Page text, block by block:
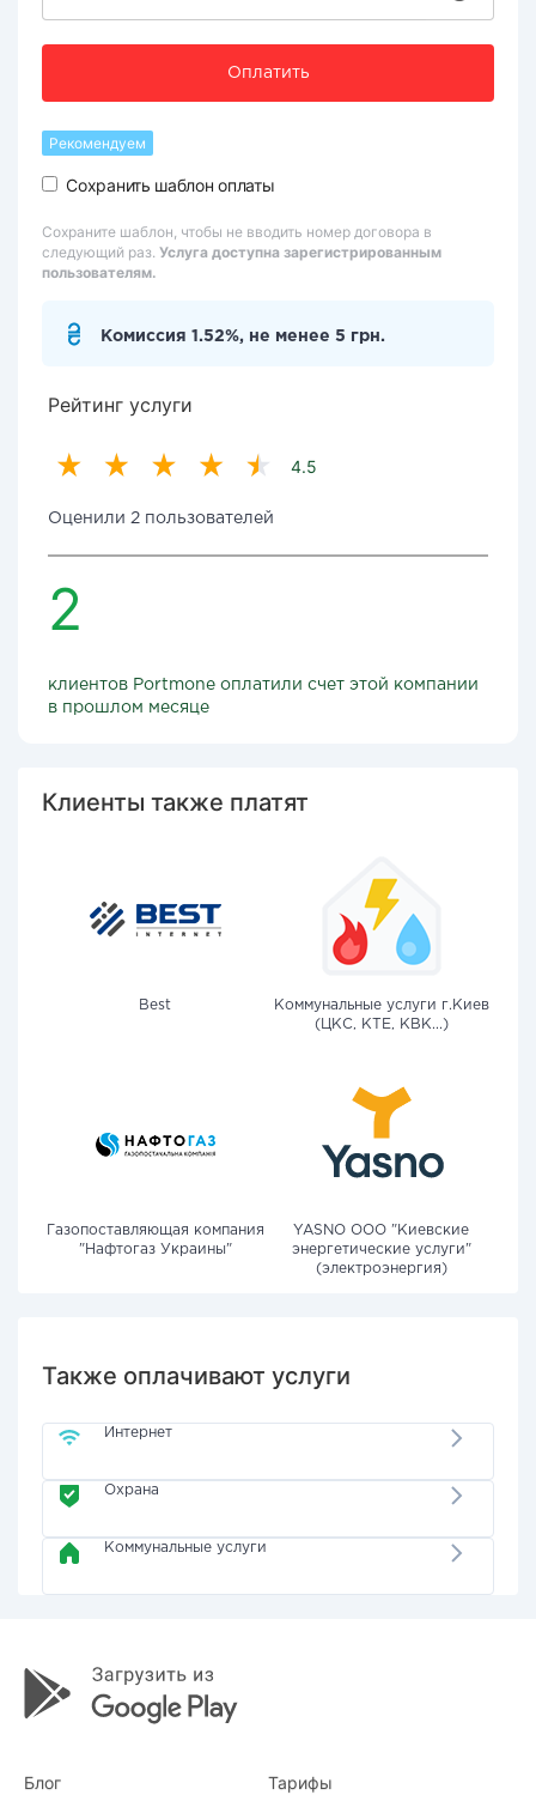
Оплатить
Рекомендуем
Сохранить шаблон оплаты
Сохраните шаблон, чтобы не вводить номер договора в
следующий раз. Услуга доступна зарегистрированным
пользователям.
Комиссия 1.52%, не менее 5 грн.
Рейтинг услуги
4.5
Оценили 2 пользователей
2
клиентов Portmone оплатили счет этой компании
в прошлом месяце
Клиенты также платят
Best
Коммунальные услуги г.Киев
(ЦКС, КТЕ, КВК...)
Газопоставляющая компания
"Нафтогаз Украины"
YASNO OOO "Киевские
энергетические услуги"
(электроэнергия)
Также оплачивают услуги
Интернет
Охрана
Коммунальные услуги
Блог Тарифы